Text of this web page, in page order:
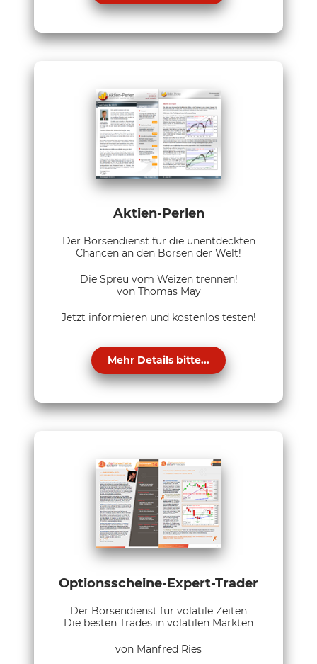
Aktien-Perlen
Der Börsendienst für die unentdeckten
Chancen an den Börsen der Welt!
Die Spreu vom Weizen trennen!
von Thomas May
Jetzt informieren und kostenlos testen!
Mehr Details bitte...
Optionsscheine-Expert-Trader
Der Börsendienst für volatile Zeiten
Die besten Trades in volatilen Märkten
von Manfred Ries